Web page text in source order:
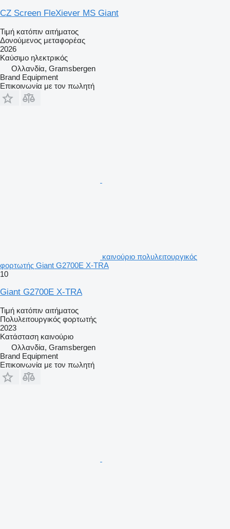
CZ Screen FleXiever MS Giant
Τιμή κατόπιν αιτήματος
Δονούμενος μεταφορέας
2026
Καύσιμο ηλεκτρικός
Ολλανδία, Gramsbergen
Brand Equipment
Επικοινωνία με τον πωλητή
καινούριο πολυλειτουργικός
φορτωτής Giant G2700E X-TRA
10
Giant G2700E X-TRA
Τιμή κατόπιν αιτήματος
Πολυλειτουργικός φορτωτής
2023
Κατάσταση καινούριο
Ολλανδία, Gramsbergen
Brand Equipment
Επικοινωνία με τον πωλητή